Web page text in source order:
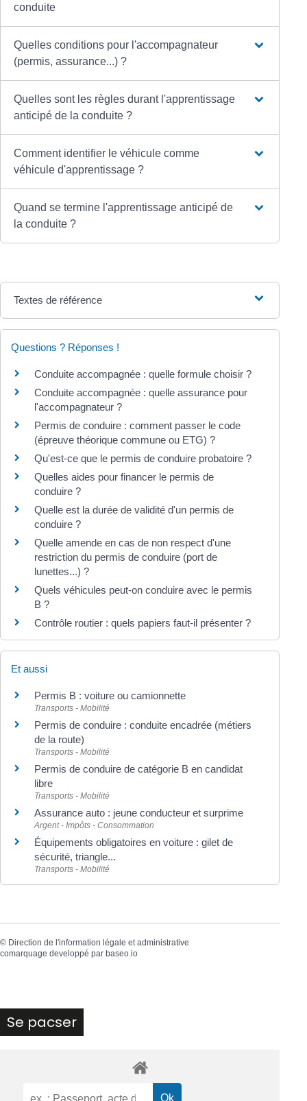
conduite
Quelles conditions pour l'accompagnateur
(permis, assurance...) ?
Quelles sont les règles durant l'apprentissage
anticipé de la conduite ?
Comment identifier le véhicule comme
véhicule d'apprentissage ?
Quand se termine l'apprentissage anticipé de
la conduite ?
Textes de référence
Questions ? Réponses !
Conduite accompagnée : quelle formule choisir ?
Conduite accompagnée : quelle assurance pour
l'accompagnateur ?
Permis de conduire : comment passer le code
(épreuve théorique commune ou ETG) ?
Qu'est-ce que le permis de conduire probatoire ?
Quelles aides pour financer le permis de
conduire ?
Quelle est la durée de validité d'un permis de
conduire ?
Quelle amende en cas de non respect d'une
restriction du permis de conduire (port de
lunettes...) ?
Quels véhicules peut-on conduire avec le permis
B ?
Contrôle routier : quels papiers faut-il présenter ?
Et aussi
Permis B : voiture ou camionnette
Transports - Mobilité
Permis de conduire : conduite encadrée (métiers
de la route)
Transports - Mobilité
Permis de conduire de catégorie B en candidat
libre
Transports - Mobilité
Assurance auto : jeune conducteur et surprime
Argent - Impôts - Consommation
Équipements obligatoires en voiture : gilet de
sécurité, triangle...
Transports - Mobilité
© Direction de l'information légale et administrative
comarquage developpé par baseo.io
Se pacser